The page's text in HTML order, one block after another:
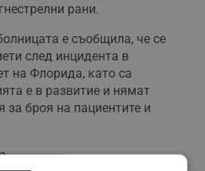
рани.
е съобщила, че се
след инцидента в
на Флорида, като са
е в развитие и нямат
броя на пациентите и